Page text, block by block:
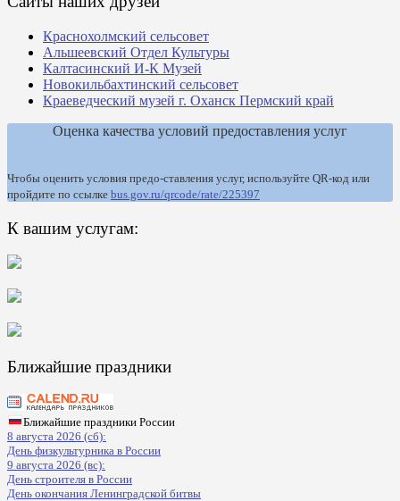
Краснохолмский сельсовет
Альшеевский Отдел Культуры
Калтасинский И-К Музей
Новокильбахтинский сельсовет
Краеведческий музей г. Оханск Пермский край
Оценка качества условий предоставления услуг
Чтобы оценить условия предо-ставления услуг, используйте QR-код или
пройдите по ссылке bus.gov.ru/qrcode/rate/225397
К вашим услугам:
Ближайшие праздники
Ближайшие праздники России
8 августа 2026 (сб):
День физкультурника в России
9 августа 2026 (вс):
День строителя в России
День окончания Ленинградской битвы